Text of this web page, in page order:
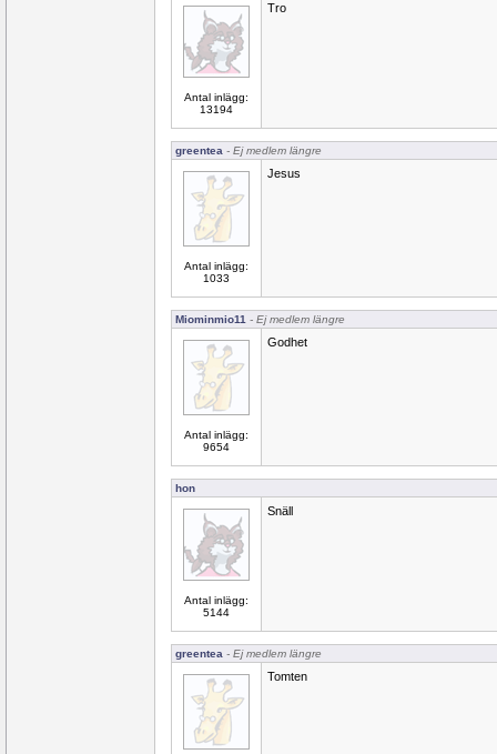
Antal inlägg:
13194
Tro
greentea - Ej medlem längre
Antal inlägg:
1033
Jesus
Miominmio11 - Ej medlem längre
Antal inlägg:
9654
Godhet
hon
Antal inlägg:
5144
Snäll
greentea - Ej medlem längre
Tomten